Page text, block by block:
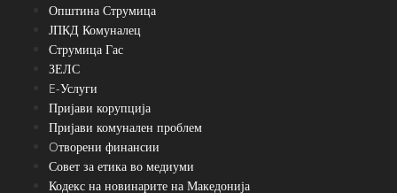
Општина Струмица
ЈПКД Комуналец
Струмица Гас
ЗЕЛС
E-Услуги
Пријави корупција
Пријави комунален проблем
Oтворени финансии
Совет за етика во медиуми
Кодекс на новинарите на Македонија